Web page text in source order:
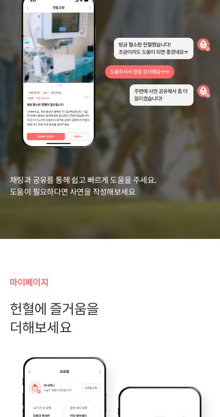
채팅과 공유를 통해 쉽고 빠르게 도움을 주세요.
도움이 필요하다면 사연을 작성해보세요
마이페이지
헌혈에 즐거움을
더해보세요